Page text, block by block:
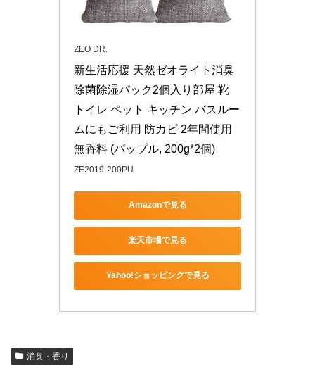
ZEO DR.
新生活応援 天然ゼオライト消臭
除菌除湿パック2個入り部屋 靴
トイレ ペット キッチン バスルー
ムにもご利用 防カビ 2年間使用
無香料 (パップル, 200g*2個)
ZE2019-200PU
Amazonで見る
楽天市場で見る
Yahoo!ショッピングで見る
消臭・香り